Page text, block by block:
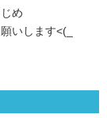
め
いします<(_